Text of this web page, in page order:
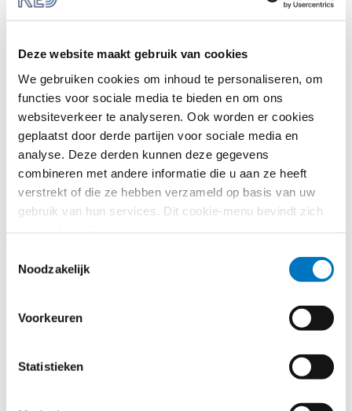
Deze website maakt gebruik van cookies
We gebruiken cookies om inhoud te personaliseren, om
functies voor sociale media te bieden en om ons
websiteverkeer te analyseren. Ook worden er cookies
geplaatst door derde partijen voor sociale media en
analyse. Deze derden kunnen deze gegevens
combineren met andere informatie die u aan ze heeft
verstrekt of die ze hebben verzameld op basis van uw
gebruik van hun services. Dit cookie-menu bevindt zich
Noodzakelijk
Voorkeuren
Statistieken
Vervoer
Publicatie: 6 november 2023
Door:Wout van Hulst
Dit nieuwsbericht is gearchiveerd. Informatie en links in dit bericht
kunnen verouderd zijn.
Op 24 oktober heeft de Commissie milieubeheer, volksgezondheid
en voedselveiligheid (ENVI) ingestemd met een aanpassing van
Verordening 2019/1242 tot vaststelling van CO2-emissienormen
emissievoorschriften voor nieuwe zware bedrijfsvoertuigen
aangescherpt
Aanscherpingen
volledig emissievrij moeten zijn. Deze eis vervangt de eis van het
huidige artikel 1 sub b van 30% vermindering voor 2030 ten
mogelijkheid om voor de eis van emissievrije bussen tot 2035